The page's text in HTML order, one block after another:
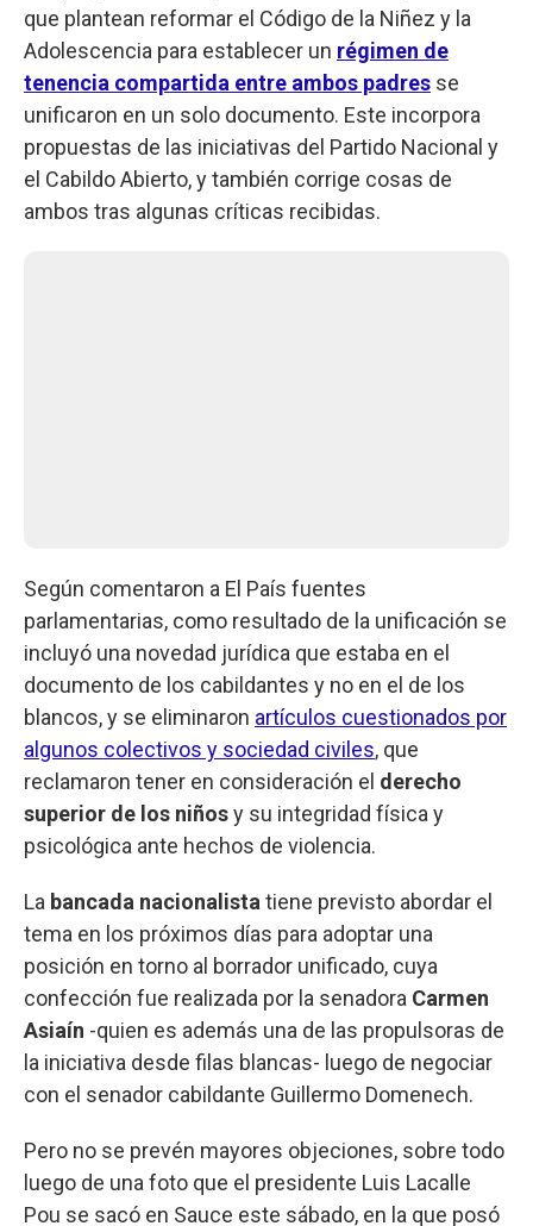
que plantean reformar el Código de la Niñez y la
Adolescencia para establecer un régimen de
tenencia compartida entre ambos padres se
unificaron en un solo documento. Este incorpora
propuestas de las iniciativas del Partido Nacional y
el Cabildo Abierto, y también corrige cosas de
ambos tras algunas críticas recibidas.
Según comentaron a El País fuentes
parlamentarias, como resultado de la unificación se
incluyó una novedad jurídica que estaba en el
documento de los cabildantes y no en el de los
blancos, y se eliminaron artículos cuestionados por
algunos colectivos y sociedad civiles, que
reclamaron tener en consideración el derecho
superior de los niñosy su integridad física y
psicológica ante hechos de violencia.
La bancada nacionalista tiene previsto abordar el
tema en los próximos días para adoptar una
posición en torno al borrador unificado, cuya
confección fue realizada por la senadora Carmen
Asiaín -quien es además una de las propulsoras de
la iniciativa desde filas blancas- luego de negociar
con el senador cabildante Guillermo Domenech.
Pero no se prevén mayores objeciones, sobre todo
luego de una foto que el presidente Luis Lacalle
Pou se sacó en Sauce este sábado, en la que posó